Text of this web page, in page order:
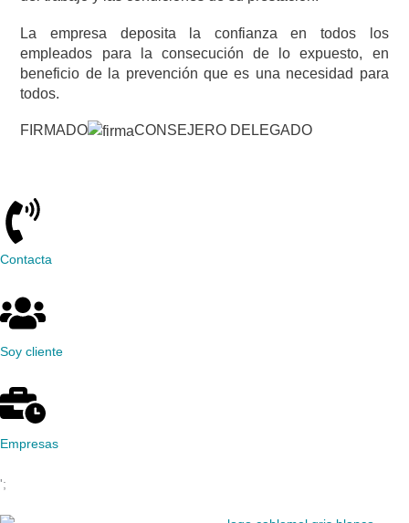
La empresa deposita la confianza en todos los
empleados para la consecución de lo expuesto, en
beneficio de la prevención que es una necesidad para
todos.
FIRMADO CONSEJERO DELEGADO
Contacta
Soy cliente
Empresas
';